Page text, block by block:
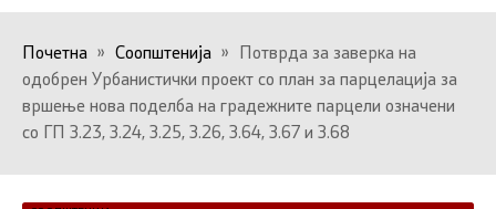
Почетна » Соопштенија »
Потврда за заверка на
одобрен Урбанистички проект со план за парцелација за
вршење нова поделба на градежните парцели означени
со ГП З.23, З.24, З.25, З.26, З.64, З.67 и З.68